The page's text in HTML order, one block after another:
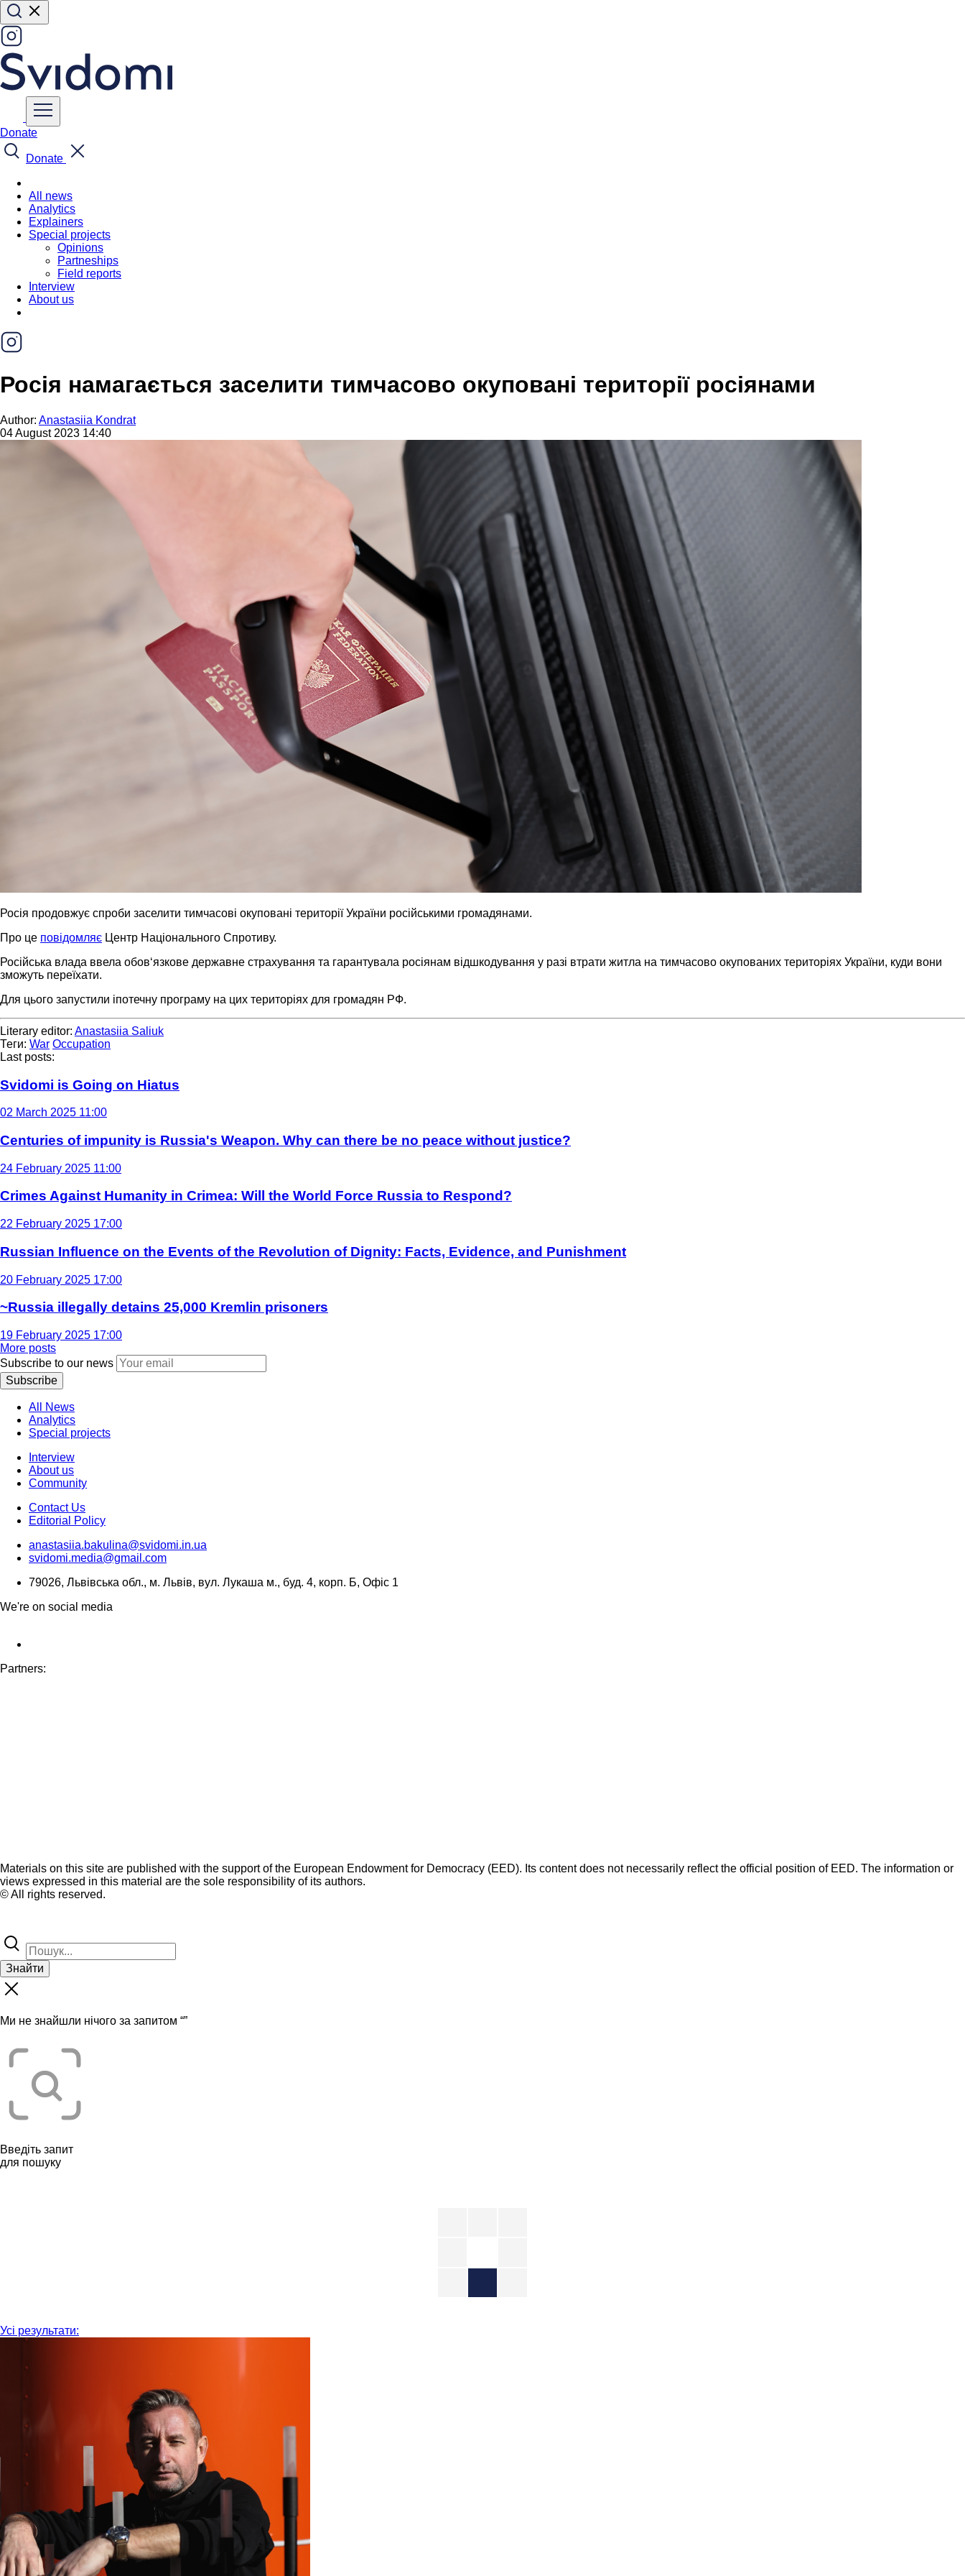
Donate
Donate
All news
Analytics
Explainers
Special projects
Opinions
Partneships
Field reports
Interview
About us
Росія намагається заселити тимчасово окуповані території росіянами
Author: Anastasiia Kondrat
04 August 2023 14:40
Росія продовжує спроби заселити тимчасові окуповані території України російськими громадянами.
Про це повідомляє Центр Національного Спротиву.
Російська влада ввела обов‘язкове державне страхування та гарантувала росіянам відшкодування у разі втрати житла на тимчасово окупованих територіях України, куди вони
зможуть переїхати.
Для цього запустили іпотечну програму на цих територіях для громадян РФ.
Literary editor: Anastasiia Saliuk
Теги: War Occupation
Last posts:
Svidomi is Going on Hiatus
02 March 2025 11:00
Centuries of impunity is Russia's Weapon. Why can there be no peace without justice?
24 February 2025 11:00
Crimes Against Humanity in Crimea: Will the World Force Russia to Respond?
22 February 2025 17:00
Russian Influence on the Events of the Revolution of Dignity: Facts, Evidence, and Punishment
20 February 2025 17:00
~Russia illegally detains 25,000 Kremlin prisoners
19 February 2025 17:00
More posts
Subscribe to our news
Subscribe
All News
Analytics
Special projects
Interview
About us
Community
Contact Us
Editorial Policy
anastasiia.bakulina@svidomi.in.ua
svidomi.media@gmail.com
79026, Львівська обл., м. Львів, вул. Лукаша м., буд. 4, корп. Б, Офіс 1
We're on social media
Partners:
Materials on this site are published with the support of the European Endowment for Democracy (EED). Its content does not necessarily reflect the official position of EED. The information or
views expressed in this material are the sole responsibility of its authors.
© All rights reserved.
Знайти
Ми не знайшли нічого за запитом “”
Введіть запит
для пошуку
Усі результати: